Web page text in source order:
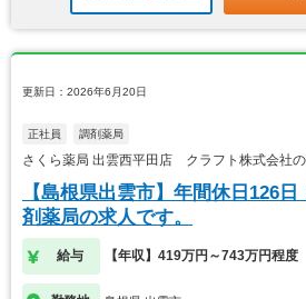
更新日：2026年6月20日
正社員 調剤薬局
さくら薬局 出雲西平田店 クラフト株式会社の
【島根県出雲市】年間休日126
剤薬局の求人です。
給与 【年収】419万円～743万円程度